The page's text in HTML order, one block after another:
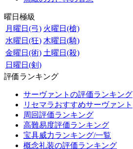
曜日極級
月曜日(弓) 火曜日(槍)
水曜日(狂) 木曜日(騎)
金曜日(術) 土曜日(殺)
日曜日(剣)
評価ランキング
サーヴァントの評価ランキング
リセマラおすすめサーヴァント
周回評価ランキング
高難易度評価ランキング
宝具威力ランキング/一覧
概念礼装の評価ランキング